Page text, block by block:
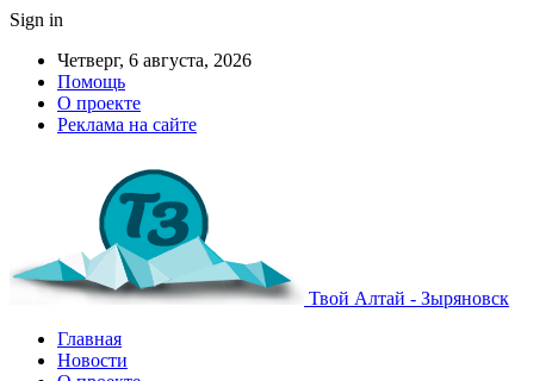
Sign in
Четверг, 6 августа, 2026
Помощь
О проекте
Реклама на сайте
Твой Алтай - Зыряновск
Главная
Новости